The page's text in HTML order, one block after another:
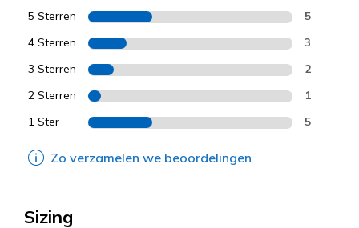
5 Sterren 5
4 Sterren 3
3 Sterren 2
2 Sterren 1
1 Ster 5
Zo verzamelen we beoordelingen
Sizing